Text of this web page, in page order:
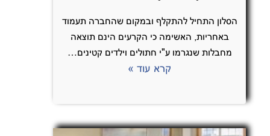
הסלון התחיל להתקלף ובמקום שהחברה תעמוד
באחריות, האשימה כי הקרעים הינם תוצאה
מחבלות שנגרמו ע"י חתולים וילדים קטינים…
קרא עוד »